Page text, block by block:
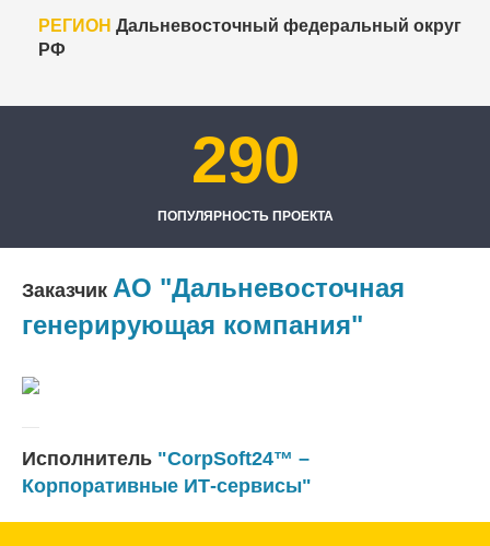
РЕГИОН Дальневосточный федеральный округ
РФ
290
ПОПУЛЯРНОСТЬ ПРОЕКТА
Заказчик АО "Дальневосточная
генерирующая компания"
Исполнитель "CorpSoft24™ –
Корпоративные ИТ-сервисы"